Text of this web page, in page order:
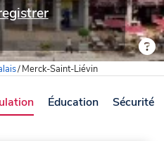
/Merck-Saint-Liévin
Éducation Sécurité